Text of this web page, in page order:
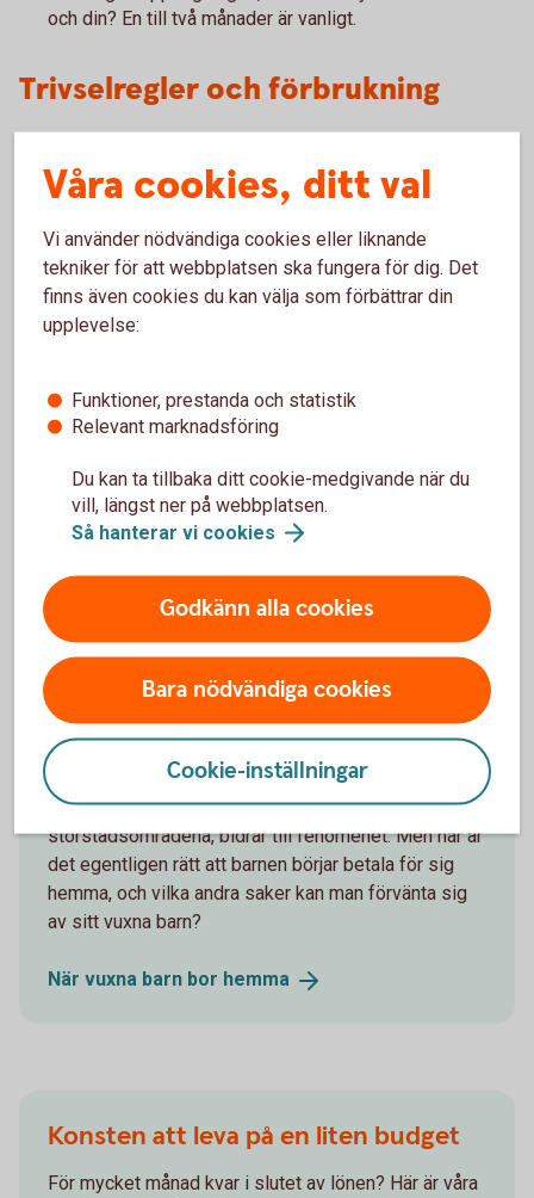
och din? En till två månader är vanligt.
Trivselregler och förbrukning
vänner? Och får man ”låna” mat från någon annan?
ytor, som kök, badrum och vardagsrum. Prata och kom
överens om trivselregler, städdagar och underhåll.
Att vara inneboende hos någon annan eller kanske hemma
betalar din elförbrukning, mat om du äter hemma, tv,
streamingtjänster, försäkringar och andra utgifter som är
förknippat med boendet.
Andra läser också
När vuxna barn bor hemma
Att vuxna barn bor hemma är idag ingen ovanlighet.
En tuff bostadsmarknad, framförallt i
storstadsområdena, bidrar till fenomenet. Men när är
det egentligen rätt att barnen börjar betala för sig
hemma, och vilka andra saker kan man förvänta sig
av sitt vuxna barn?
När vuxna barn bor hemma
Konsten att leva på en liten budget
För mycket månad kvar i slutet av lönen? Här är våra
Våra cookies, ditt val
Vi använder nödvändiga cookies eller liknande
tekniker för att webbplatsen ska fungera för dig. Det
finns även cookies du kan välja som förbättrar din
upplevelse:
Funktioner, prestanda och statistik
Relevant marknadsföring
Du kan ta tillbaka ditt cookie-medgivande när du
vill, längst ner på webbplatsen.
Så hanterar vi cookies
Godkänn alla cookies
Bara nödvändiga cookies
Cookie-inställningar